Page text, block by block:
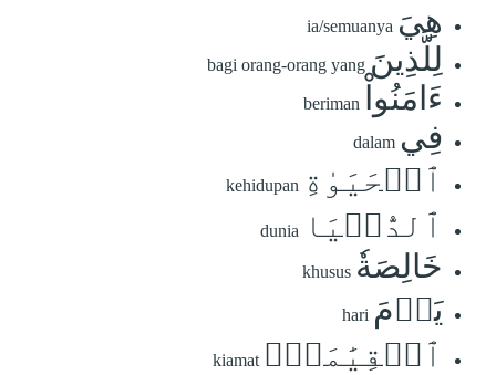
هِيَ ia/semuanya
لِلَّذِينَ bagi orang-orang yang
ءَامَنُواْ beriman
فِي dalam
ٱلۡحَيَوٰةِ kehidupan
ٱلدُّنۡيَا dunia
خَالِصَةٗ khusus
يَوۡمَ hari
ٱلۡقِيَٰمَةِۗ kiamat